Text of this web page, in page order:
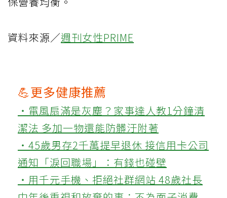
資料來源／週刊女性PRIME
💪更多健康推薦
‧電風扇滿是灰塵？家事達人教1分鐘清
潔法 多加一物還能防髒汙附著
‧45歲男存2千萬提早退休 接信用卡公司
通知「淚回職場」：有錢也碰壁
‧用千元手機、拒絕社群網站 48歲社長